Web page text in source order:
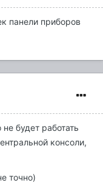
панели приборов
не будет работать
консоли,
точно)